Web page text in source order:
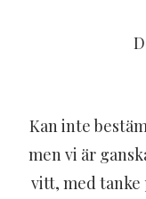
Kan inte
men vi är
vitt, med